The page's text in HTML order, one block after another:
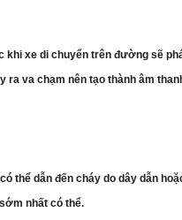
khi xe di chuyển trên đường sẽ
ra va chạm nên tạo thành âm
thể dẫn đến cháy do dây dẫn
nhất có thể.